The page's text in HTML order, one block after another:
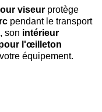
viseur protège
pendant le transport
, son intérieur
l'œilleton
équipement.